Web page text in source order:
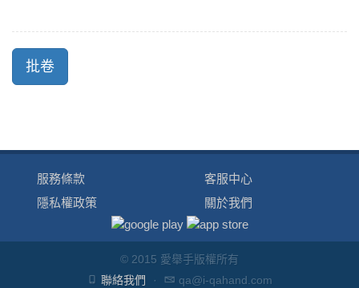
服務條款
隱私權政策
客服中心
關於我們
© 2015 愛舉手版權所有
聯絡我們
· qa@i-qahand.com